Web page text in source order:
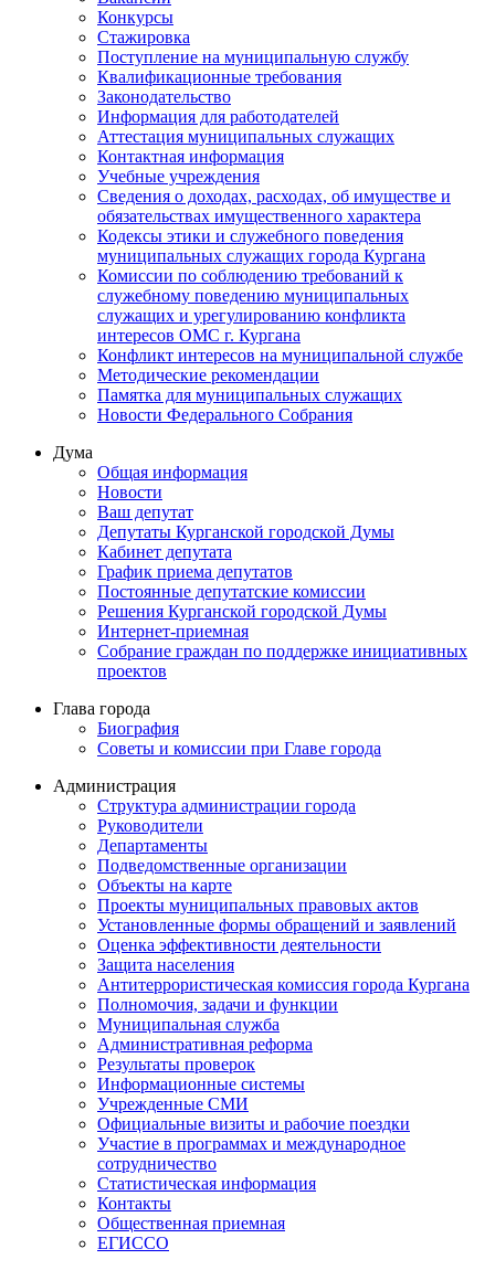
Конкурсы
Стажировка
Поступление на муниципальную службу
Квалификационные требования
Законодательство
Информация для работодателей
Аттестация муниципальных служащих
Контактная информация
Учебные учреждения
Сведения о доходах, расходах, об имуществе и
обязательствах имущественного характера
Кодексы этики и служебного поведения
муниципальных служащих города Кургана
Комиссии по соблюдению требований к
служебному поведению муниципальных
служащих и урегулированию конфликта
интересов ОМС г. Кургана
Конфликт интересов на муниципальной службе
Методические рекомендации
Памятка для муниципальных служащих
Новости Федерального Cобрания
Дума
Общая информация
Новости
Ваш депутат
Депутаты Курганской городской Думы
Кабинет депутата
График приема депутатов
Постоянные депутатские комиссии
Решения Курганской городской Думы
Интернет-приемная
Собрание граждан по поддержке инициативных
проектов
Глава города
Биография
Советы и комиссии при Главе города
Администрация
Структура администрации города
Руководители
Департаменты
Подведомственные организации
Объекты на карте
Проекты муниципальных правовых актов
Установленные формы обращений и заявлений
Оценка эффективности деятельности
Защита населения
Антитеррористическая комиссия города Кургана
Полномочия, задачи и функции
Муниципальная служба
Административная реформа
Результаты проверок
Информационные системы
Учрежденные СМИ
Официальные визиты и рабочие поездки
Участие в программах и международное
сотрудничество
Статистическая информация
Контакты
Общественная приемная
ЕГИССО